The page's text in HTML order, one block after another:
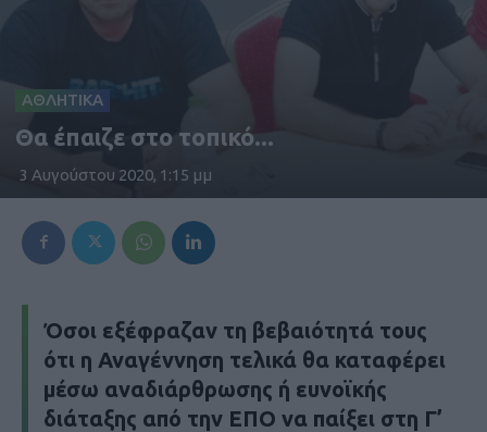
ΑΘΛΗΤΙΚΑ
Θα έπαιζε στο τοπικό...
3 Αυγούστου 2020, 1:15 μμ
Όσοι εξέφραζαν τη βεβαιότητά τους
ότι η Αναγέννηση τελικά θα καταφέρει
μέσω αναδιάρθρωσης ή ευνοϊκής
διάταξης από την ΕΠΟ να παίξει στη Γ’